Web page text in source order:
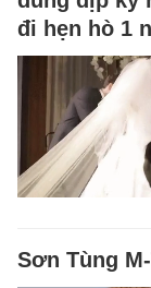
đi hẹn hò 1
Sơn Tùng